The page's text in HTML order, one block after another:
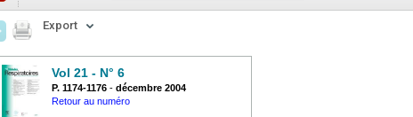
Export
Vol 21 - N° 6
P. 1174-1176 - décembre 2004
Retour au numéro